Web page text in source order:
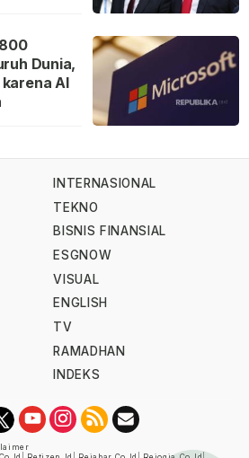
Dunia,
AI
INTERNASIONAL
TEKNO
BISNIS FINANSIAL
ESGNOW
VISUAL
ENGLISH
TV
RAMADHAN
INDEKS